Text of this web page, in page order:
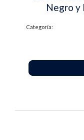
Negro y
Categoría: